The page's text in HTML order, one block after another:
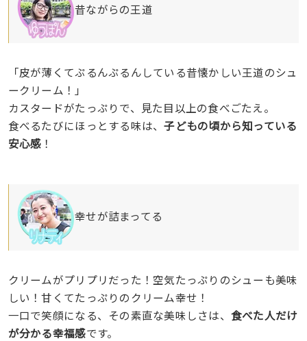
昔ながらの王道
「皮が薄くてぷるんぷるんしている昔懐かしい王道のシュ
ークリーム！」
カスタードがたっぷりで、見た目以上の食べごたえ。
食べるたびにほっとする味は、子どもの頃から知っている
安心感 ！
幸せが詰まってる
クリームがプリプリだった！空気たっぷりのシューも美味
しい！甘くてたっぷりのクリーム幸せ！
一口で笑顔になる、その素直な美味しさは、 食べた人だけ
が分かる幸福感です。